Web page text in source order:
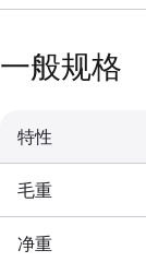
一般规格
特性
毛重
净重